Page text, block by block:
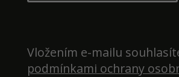
Vložením e-mailu
podmínkami ochrany